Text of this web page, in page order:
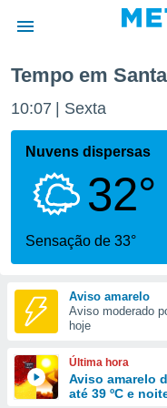
da
foi
fornecidas
a este
das
e
forma
digital
Tempo em
10:07 Sexta
Nuvens dispersas
32°
Sensação de 33°
Aviso amarelo
Aviso moderado
hoje
Última hora
Aviso amarelo
até 39 ºC e